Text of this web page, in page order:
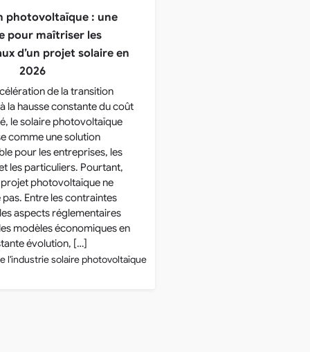
photovoltaïque : une
pour maîtriser les
d’un projet solaire en
2026
de la transition
la hausse constante du coût
le solaire photovoltaïque
comme une solution
pour les entreprises, les
les particuliers. Pourtant,
photovoltaïque ne
pas. Entre les contraintes
aspects réglementaires
modèles économiques en
évolution, […]
l'industrie solaire photovoltaïque